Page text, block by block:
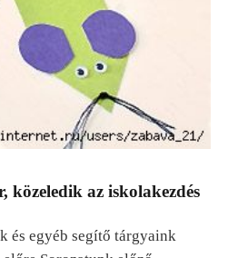
közeledik az iskolakezdés
és egyéb segítő tárgyaink